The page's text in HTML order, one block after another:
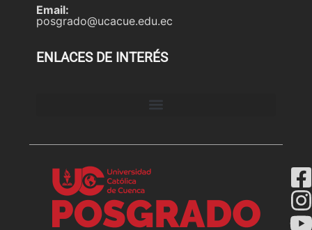
Email:
posgrado@ucacue.edu.ec
ENLACES DE INTERÉS